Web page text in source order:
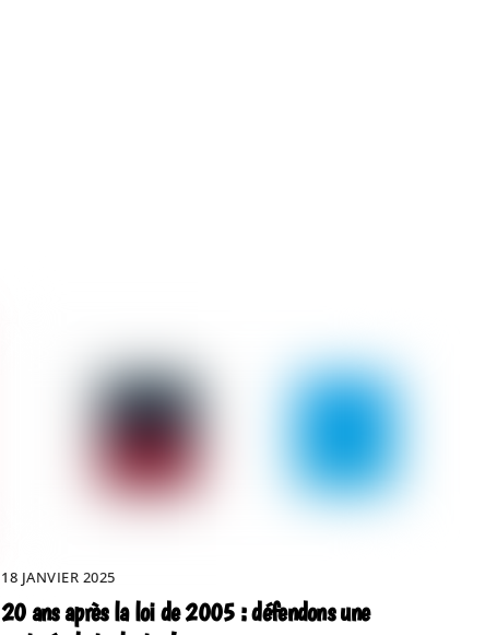
18 JANVIER 2025
20 ans après la loi de 2005 : défendons une